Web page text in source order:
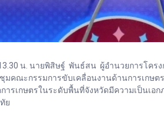
13.30 น. นายพิสิษฐ์ พันธ์สน ผู้อำนวยกา
คณะกรรมการขับเคลื่อนงานด้านการเกษ
รเกษตรในระดับพื้นที่จังหวัดมีความเป็นเ
ย